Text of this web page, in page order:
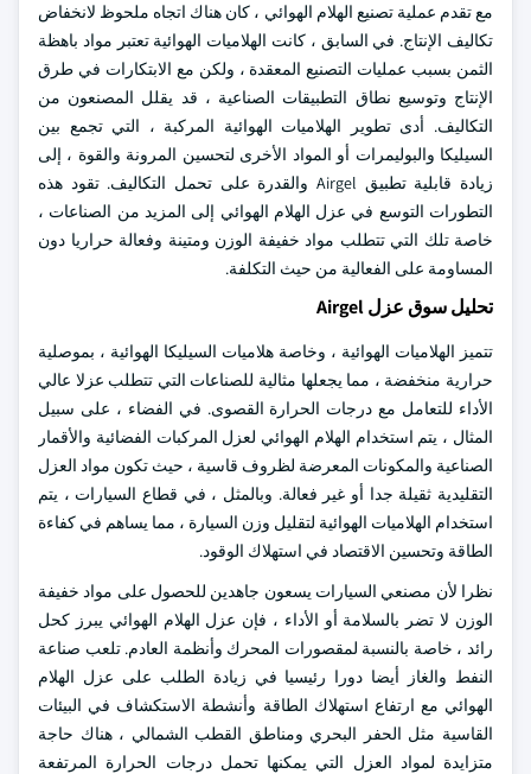
مع تقدم عملية تصنيع الهلام الهوائي ، كان هناك اتجاه ملحوظ لانخفاض
تكاليف الإنتاج. في السابق ، كانت الهلاميات الهوائية تعتبر مواد باهظة
الثمن بسبب عمليات التصنيع المعقدة ، ولكن مع الابتكارات في طرق
الإنتاج وتوسيع نطاق التطبيقات الصناعية ، قد يقلل المصنعون من
التكاليف. أدى تطوير الهلاميات الهوائية المركبة ، التي تجمع بين
السيليكا والبوليمرات أو المواد الأخرى لتحسين المرونة والقوة ، إلى
زيادة قابلية تطبيق Airgel والقدرة على تحمل التكاليف. تقود هذه
التطورات التوسع في عزل الهلام الهوائي إلى المزيد من الصناعات ،
خاصة تلك التي تتطلب مواد خفيفة الوزن ومتينة وفعالة حراريا دون
المساومة على الفعالية من حيث التكلفة.
تحليل سوق عزل Airgel
تتميز الهلاميات الهوائية ، وخاصة هلاميات السيليكا الهوائية ، بموصلية
حرارية منخفضة ، مما يجعلها مثالية للصناعات التي تتطلب عزلا عالي
الأداء للتعامل مع درجات الحرارة القصوى. في الفضاء ، على سبيل
المثال ، يتم استخدام الهلام الهوائي لعزل المركبات الفضائية والأقمار
الصناعية والمكونات المعرضة لظروف قاسية ، حيث تكون مواد العزل
التقليدية ثقيلة جدا أو غير فعالة. وبالمثل ، في قطاع السيارات ، يتم
استخدام الهلاميات الهوائية لتقليل وزن السيارة ، مما يساهم في كفاءة
الطاقة وتحسين الاقتصاد في استهلاك الوقود.
نظرا لأن مصنعي السيارات يسعون جاهدين للحصول على مواد خفيفة
الوزن لا تضر بالسلامة أو الأداء ، فإن عزل الهلام الهوائي يبرز كحل
رائد ، خاصة بالنسبة لمقصورات المحرك وأنظمة العادم. تلعب صناعة
النفط والغاز أيضا دورا رئيسيا في زيادة الطلب على عزل الهلام
الهوائي مع ارتفاع استهلاك الطاقة وأنشطة الاستكشاف في البيئات
القاسية مثل الحفر البحري ومناطق القطب الشمالي ، هناك حاجة
متزايدة لمواد العزل التي يمكنها تحمل درجات الحرارة المرتفعة